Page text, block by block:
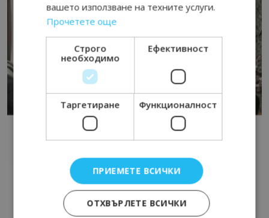
вашето използване на техните услуги.
Прочетете още
Строго
необходимо
Ефективност
Таргетиране Функционалност
ПРИЕМЕТЕ ВСИЧКИ
ОТХВЪРЛЕТЕ ВСИЧКИ